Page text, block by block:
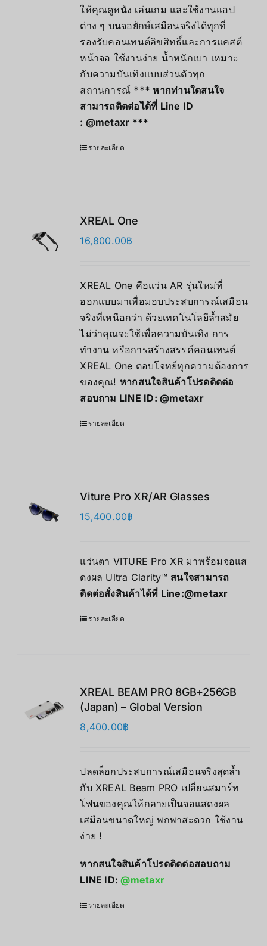
ให้คุณดูหนัง เล่นเกม และใช้งานแอป
ต่าง ๆ บนจอยักษ์เสมือนจริงได้ทุกที่
รองรับคอนเทนต์ลิขสิทธิ์และการแคสต์
หน้าจอ ใช้งานง่าย น้ำหนักเบา เหมาะ
กับความบันเทิงแบบส่วนตัวทุก
สถานการณ์ *** หากท่านใดสนใจ
สามารถติดต่อได้ที่ Line ID
: @metaxr ***
รายละเอียด
XREAL One
16,800.00฿
XREAL One คือแว่น AR รุ่นใหม่ที่
ออกแบบมาเพื่อมอบประสบการณ์เสมือน
จริงที่เหนือกว่า ด้วยเทคโนโลยีล้ำสมัย
ไม่ว่าคุณจะใช้เพื่อความบันเทิง การ
ทำงาน หรือการสร้างสรรค์คอนเทนต์
XREAL One ตอบโจทย์ทุกความต้องการ
ของคุณ! หากสนใจสินค้าโปรดติดต่อ
สอบถาม LINE ID:@metaxr
รายละเอียด
Viture Pro XR/AR Glasses
15,400.00฿
แว่นตา VITURE Pro XR มาพร้อมจอแส
ดงผล Ultra Clarity™ สนใจสามารถ
ติดต่อสั่งสินค้าได้ที่ Line:@metaxr
รายละเอียด
XREAL BEAM PRO 8GB+256GB
(Japan) – Global Version
8,400.00฿
ปลดล็อกประสบการณ์เสมือนจริงสุดล้ำ
กับ XREAL Beam PRO เปลี่ยนสมาร์ท
โฟนของคุณให้กลายเป็นจอแสดงผล
เสมือนขนาดใหญ่ พกพาสะดวก ใช้งาน
ง่าย !
หากสนใจสินค้าโปรดติดต่อสอบถาม
LINE ID:@metaxr
รายละเอียด